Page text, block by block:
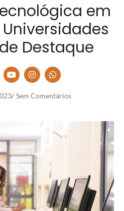
em
Destaque
/ Sem Comentários